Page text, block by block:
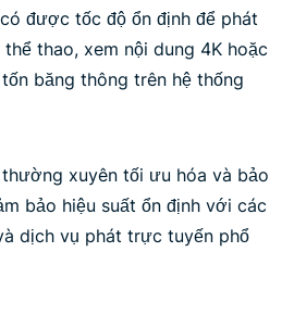
được tốc độ ổn định để phát
thao, xem nội dung 4K hoặc
băng thông trên hệ thống
xuyên tối ưu hóa và bảo
bảo hiệu suất ổn định với các
dịch vụ phát trực tuyến phổ